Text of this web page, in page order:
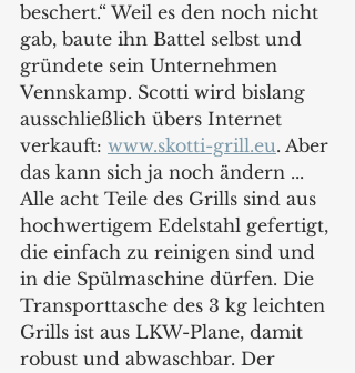
beschert.“ Weil es den noch nicht
gab, baute ihn Battel selbst und
gründete sein Unternehmen
Vennskamp. Scotti wird bislang
ausschließlich übers Internet
verkauft: www.skotti-grill.eu. Aber
das kann sich ja noch ändern ...
Alle acht Teile des Grills sind aus
hochwertigem Edelstahl gefertigt,
die einfach zu reinigen sind und
in die Spülmaschine dürfen. Die
Transporttasche des 3 kg leichten
Grills ist aus LKW-Plane, damit
robust und abwaschbar. Der